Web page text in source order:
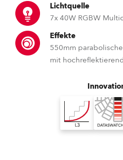
Lichtquelle
7x 40W RGBW
Effekte
550mm
mit